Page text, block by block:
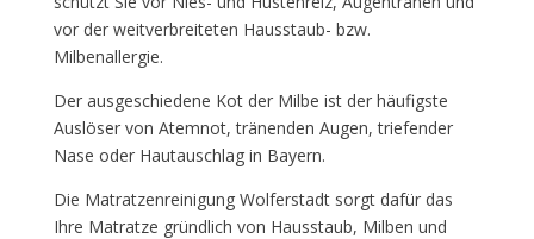
vor der weitverbreiteten Hausstaub- bzw.
Milbenallergie.
Der ausgeschiedene Kot der Milbe ist der häufigste
Auslöser von Atemnot, tränenden Augen, triefender
Nase oder Hautauschlag in Bayern.
Die Matratzenreinigung Wolferstadt sorgt dafür das
Ihre Matratze gründlich von Hausstaub, Milben und